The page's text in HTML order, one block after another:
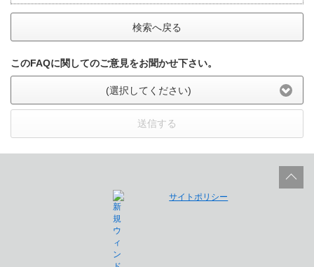
検索へ戻る
このFAQに関してのご意見をお聞かせ下さい。
(選択してください)
送信する
サイトポリシー